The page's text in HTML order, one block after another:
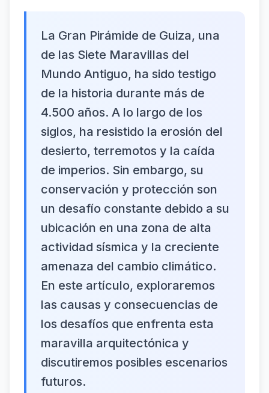
La Gran Pirámide de Guiza, una
de las Siete Maravillas del
Mundo Antiguo, ha sido testigo
de la historia durante más de
4.500 años. A lo largo de los
siglos, ha resistido la erosión del
desierto, terremotos y la caída
de imperios. Sin embargo, su
conservación y protección son
un desafío constante debido a su
ubicación en una zona de alta
actividad sísmica y la creciente
amenaza del cambio climático.
En este artículo, exploraremos
las causas y consecuencias de
los desafíos que enfrenta esta
maravilla arquitectónica y
discutiremos posibles escenarios
futuros.